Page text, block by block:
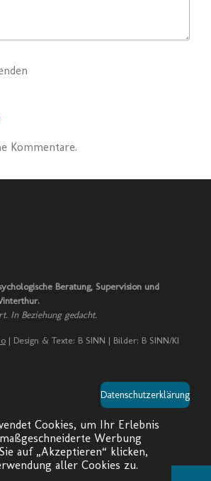
Cookies, um Ihr Erlebnis
Werbung
auf „Akzeptieren“ klicken,
aller Cookies zu.
Kommentare.
Beratung, Supervision und
In Beziehung gedacht.
| Design & Texte: B SINN | Bilder: B SINN/KI
Datenschutzerklärung
Webador